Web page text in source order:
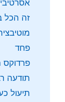
זה הכל
פחד
תודעה
תיעול